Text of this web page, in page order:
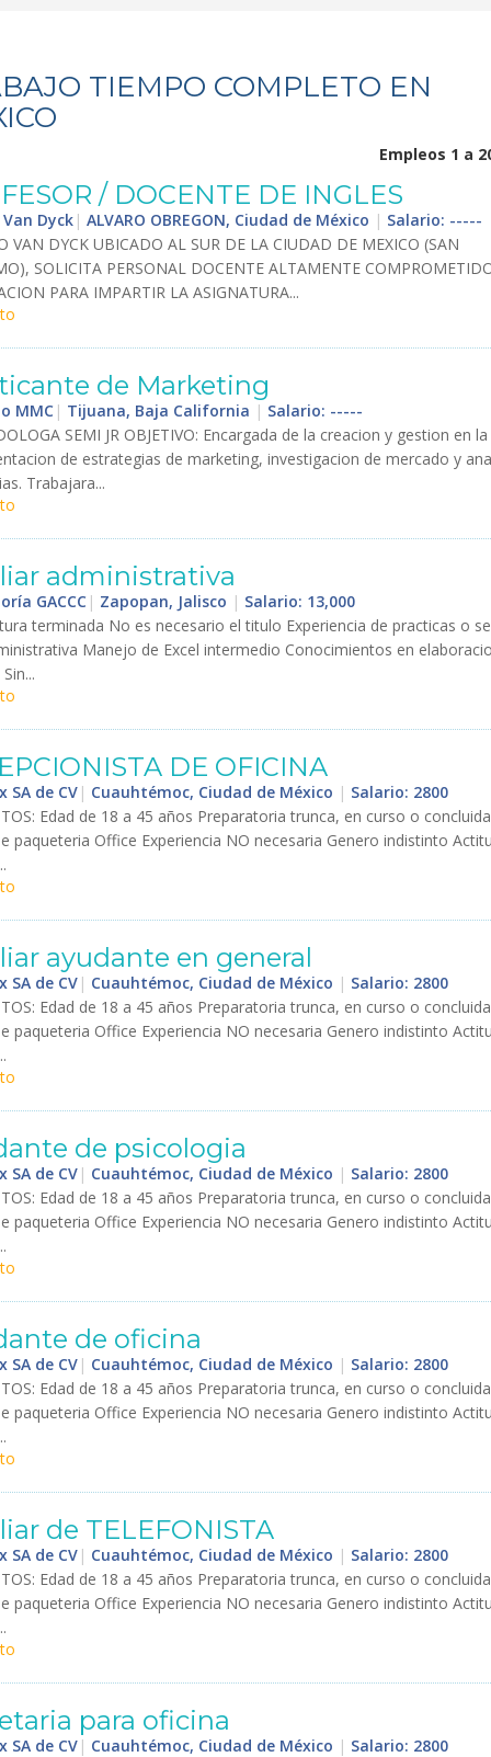
TIEMPO COMPLETO EN
Empleos 1 a
/ DOCENTE DE INGLES
Dyck| ALVARO OBREGON, Ciudad de México | Salario: -----
VAN DYCK UBICADO AL SUR DE LA CIUDAD DE MEXICO (SAN
), SOLICITA PERSONAL DOCENTE ALTAMENTE
PARA IMPARTIR LA ASIGNATURA...
de Marketing
MMC| Tijuana, Baja California | Salario: -----
SEMI JR OBJETIVO: Encargada de la creacion y gestion en la
de estrategias de marketing, investigacion de mercado y
. Trabajara...
administrativa
GACCC| Zapopan, Jalisco | Salario: 13,000
terminada No es necesario el titulo Experiencia de practicas o
Manejo de Excel intermedio Conocimientos en
Sin...
DE OFICINA
SA de CV| Cuauhtémoc, Ciudad de México | Salario: 2800
: Edad de 18 a 45 años Preparatoria trunca, en curso o concluida
paqueteria Office Experiencia NO necesaria Genero indistinto
ayudante en general
SA de CV| Cuauhtémoc, Ciudad de México | Salario: 2800
: Edad de 18 a 45 años Preparatoria trunca, en curso o concluida
paqueteria Office Experiencia NO necesaria Genero indistinto
de psicologia
SA de CV| Cuauhtémoc, Ciudad de México | Salario: 2800
: Edad de 18 a 45 años Preparatoria trunca, en curso o concluida
paqueteria Office Experiencia NO necesaria Genero indistinto
de oficina
SA de CV| Cuauhtémoc, Ciudad de México | Salario: 2800
: Edad de 18 a 45 años Preparatoria trunca, en curso o concluida
paqueteria Office Experiencia NO necesaria Genero indistinto
de TELEFONISTA
SA de CV| Cuauhtémoc, Ciudad de México | Salario: 2800
: Edad de 18 a 45 años Preparatoria trunca, en curso o concluida
paqueteria Office Experiencia NO necesaria Genero indistinto
para oficina
SA de CV| Cuauhtémoc, Ciudad de México | Salario: 2800